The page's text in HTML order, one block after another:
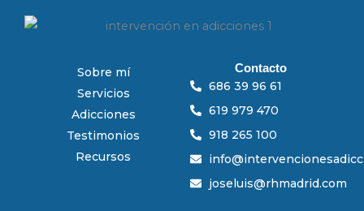
Sobre mí
Servicios
Adicciones
Testimonios
Recursos
Contacto
686 39 96 61
619 979 470
918 265 100
joseluis@rhmadrid.com